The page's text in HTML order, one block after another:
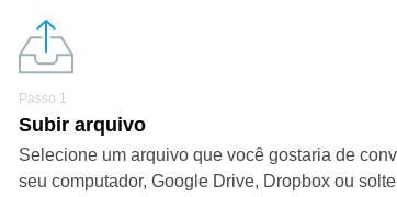
Passo 1
Subir arquivo
Selecione um arquivo que você gostaria de
seu computador, Google Drive, Dropbox ou